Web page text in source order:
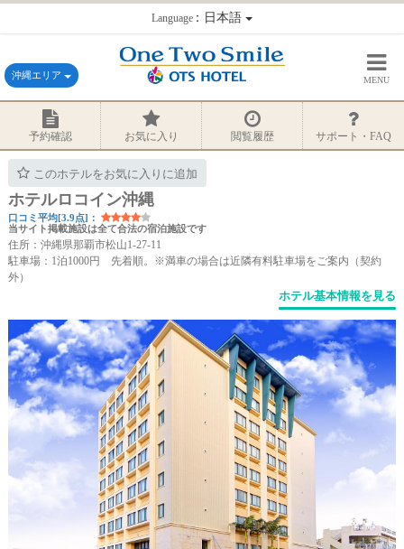
Language：日本語
沖縄エリア MENU
予約確認 お気に入り 閲覧履歴 サポート・FAQ
このホテルをお気に入りに追加
ホテルロコイン沖縄
口コミ平均[3.9点]：
当サイト掲載施設は全て合法の宿泊施設です
住所：沖縄県那覇市松山1-27-11
駐車場：1泊1000円 先着順。※満車の場合は近隣有料駐車場をご案内（契約
外）
ホテル基本情報を見る